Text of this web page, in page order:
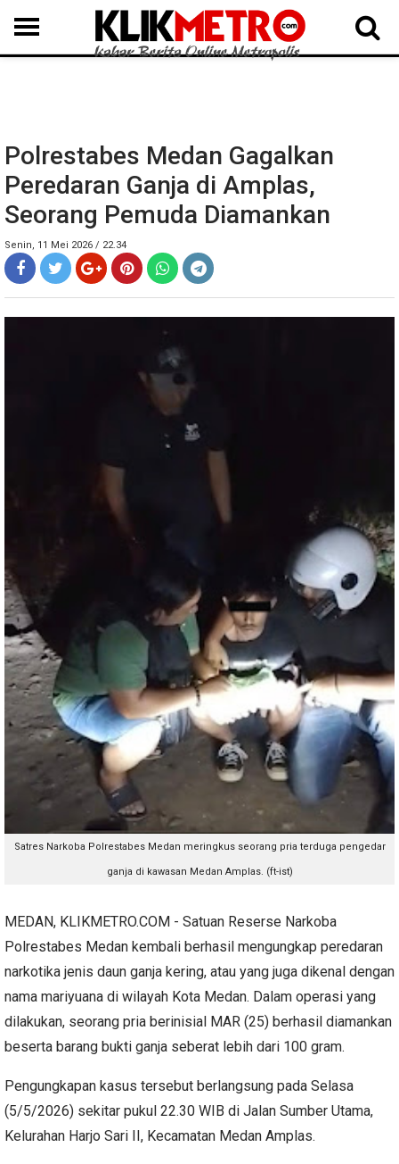
MEDAN LANGKAT DAIRI SAMOSIR TAPUT BATUBARA DELISERDANG
Polrestabes Medan Gagalkan
Peredaran Ganja di Amplas,
Seorang Pemuda Diamankan
Senin, 11 Mei 2026 / 22.34
Satres Narkoba Polrestabes Medan meringkus seorang pria terduga pengedar
ganja di kawasan Medan Amplas. (ft-ist)
MEDAN, KLIKMETRO.COM - Satuan Reserse Narkoba
Polrestabes Medan kembali berhasil mengungkap peredaran
narkotika jenis daun ganja kering, atau yang juga dikenal dengan
nama mariyuana di wilayah Kota Medan. Dalam operasi yang
dilakukan, seorang pria berinisial MAR (25) berhasil diamankan
beserta barang bukti ganja seberat lebih dari 100 gram.
Pengungkapan kasus tersebut berlangsung pada Selasa
(5/5/2026) sekitar pukul 22.30 WIB di Jalan Sumber Utama,
Kelurahan Harjo Sari II, Kecamatan Medan Amplas.